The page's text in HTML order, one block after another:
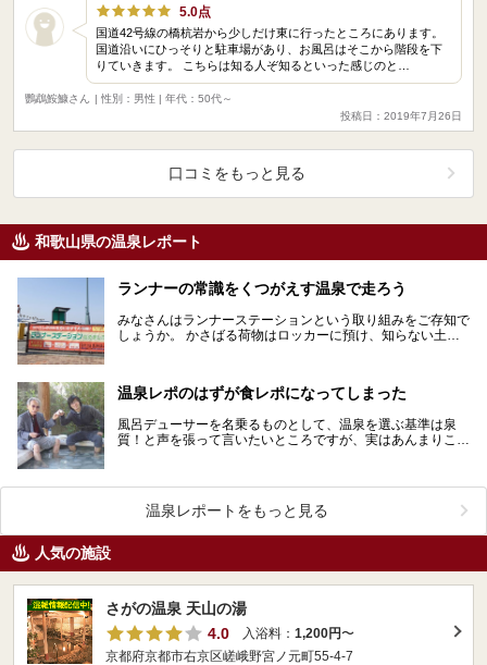
5.0点
国道42号線の橋杭岩から少しだけ東に行ったところにあります。
国道沿いにひっそりと駐車場があり、お風呂はそこから階段を下
りていきます。 こちらは知る人ぞ知るといった感じのと…
鸚鵡鮟鱇さん
| 性別：男性 | 年代：50代～
投稿日：2019年7月26日
口コミをもっと見る
和歌山県の温泉レポート
ランナーの常識をくつがえす温泉で走ろう
みなさんはランナーステーションという取り組みをご存知で
しょうか。 かさばる荷物はロッカーに預け、知らない土地
温泉レポのはずが食レポになってしまった
風呂デューサーを名乗るものとして、温泉を選ぶ基準は泉
質！と声を張って言いたいところですが、実はあんまりこだ
温泉レポートをもっと見る
人気の施設
さがの温泉 天山の湯
4.0
入浴料： 1,200円〜
京都府京都市右京区嵯峨野宮ノ元町55-4-7